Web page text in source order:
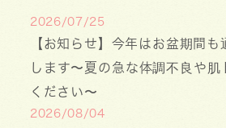
2026/07/25
【お知らせ】今年はお盆期間も
します〜夏の急な体調不良や肌
ください〜
2026/08/04